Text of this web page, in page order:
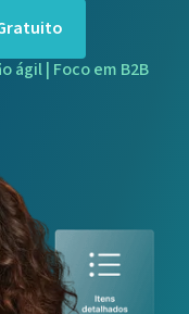
ágil | Foco em B2B